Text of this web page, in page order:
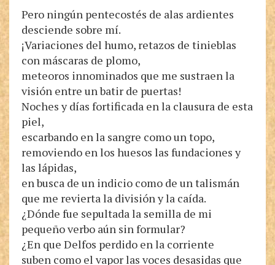
Pero ningún pentecostés de alas ardientes
desciende sobre mí.
¡Variaciones del humo, retazos de tinieblas
con máscaras de plomo,
meteoros innominados que me sustraen la
visión entre un batir de puertas!
Noches y días fortificada en la clausura de esta
piel,
escarbando en la sangre como un topo,
removiendo en los huesos las fundaciones y
las lápidas,
en busca de un indicio como de un talismán
que me revierta la división y la caída.
¿Dónde fue sepultada la semilla de mi
pequeño verbo aún sin formular?
¿En que Delfos perdido en la corriente
suben como el vapor las voces desasidas que